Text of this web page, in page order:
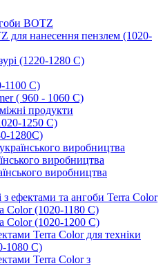
BOTZ
для нанесення пензлем (1020-
(1220-1280 С)
1100 С)
( 960 - 1060 С)
продукти
1250 C)
1280С)
виробництва
виробництва
виробництва
з ефектами та ангоби Terra Color
Color (1020-1180 С)
Color (1020-1200 С)
Terra Color для техніки
1080 С)
Terra Color з